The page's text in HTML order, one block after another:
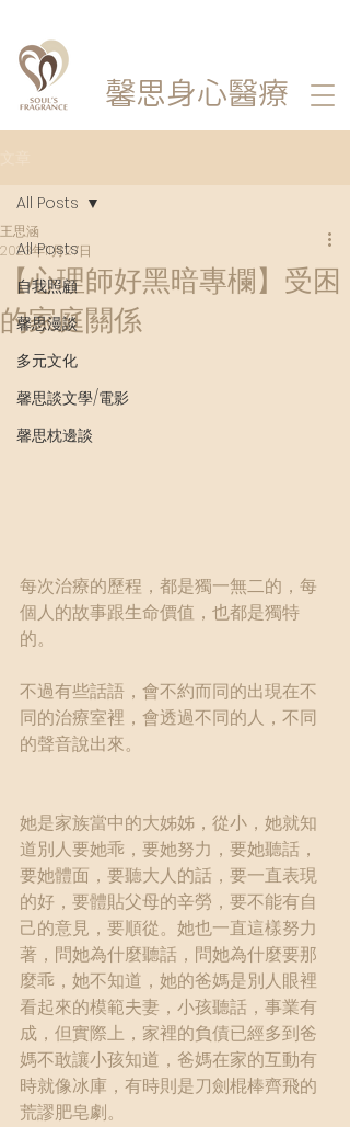
馨思身心醫療
All Posts
自我照顧
馨思漫談
多元文化
馨思談文學/電影
馨思枕邊談
All Posts
【心理師好黑暗專欄】受困
的家庭關係
王思涵
2023年11月27日
每次治療的歷程，都是獨一無二的，每
個人的故事跟生命價值，也都是獨特
的。
不過有些話語，會不約而同的出現在不
同的治療室裡，會透過不同的人，不同
的聲音說出來。
她是家族當中的大姊姊，從小，她就知
道別人要她乖，要她努力，要她聽話，
要她體面，要聽大人的話，要一直表現
的好，要體貼父母的辛勞，要不能有自
己的意見，要順從。她也一直這樣努力
著，問她為什麼聽話，問她為什麼要那
麼乖，她不知道，她的爸媽是別人眼裡
看起來的模範夫妻，小孩聽話，事業有
成，但實際上，家裡的負債已經多到爸
媽不敢讓小孩知道，爸媽在家的互動有
時就像冰庫，有時則是刀劍棍棒齊飛的
荒謬肥皂劇。